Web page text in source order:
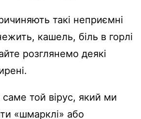
такі неприємні
кашель, біль в горлі
розглянемо деякі
той вірус, який ми
«шмарклі» або